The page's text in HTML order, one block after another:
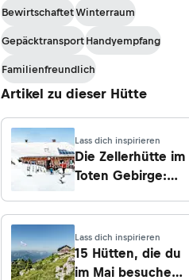
BewirtschaftetWinterraum
Gepäcktransport Handyempfang
Familienfreundlich
Artikel zu dieser Hütte
Lass dich inspirieren
Die Zellerhütte im
Toten Gebirge:
Allerheiligste
Lass dich inspirieren
15 Hütten, die du
im Mai besuchen